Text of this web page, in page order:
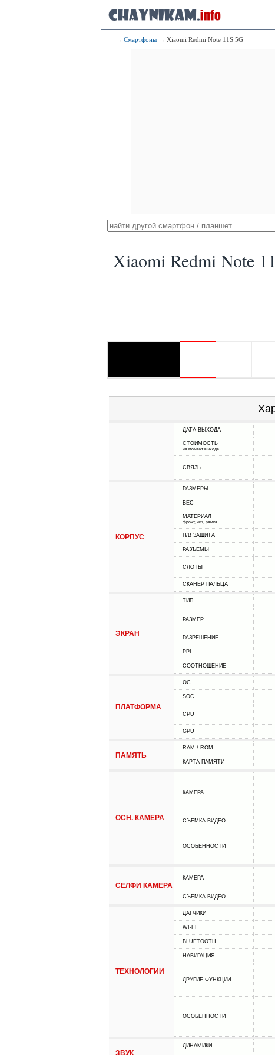
→ Смартфоны → Xiaomi Redmi Note 11S 5G
Xiaomi Redmi Note
ДАТА ВЫХОДА
СТОИМОСТЬ
на момент выхода
СВЯЗЬ
КОРПУС
РАЗМЕРЫ
ВЕС
МАТЕРИАЛ
фронт, низ, рамка
П/В ЗАЩИТА
РАЗЪЕМЫ
СЛОТЫ
СКАНЕР ПАЛЬЦА
ЭКРАН
ТИП
РАЗМЕР
РАЗРЕШЕНИЕ
PPI
СООТНОШЕНИЕ
ПЛАТФОРМА
ОС
SOC
CPU
GPU
ПАМЯТЬ
RAM / ROM
КАРТА ПАМЯТИ
ОСН. КАМЕРА
КАМЕРА
СЪЕМКА ВИДЕО
ОСОБЕННОСТИ
СЕЛФИ КАМЕРА
КАМЕРА
СЪЕМКА ВИДЕО
ТЕХНОЛОГИИ
ДАТЧИКИ
WI-FI
BLUETOOTH
НАВИГАЦИЯ
ДРУГИЕ ФУНКЦИИ
ОСОБЕННОСТИ
ЗВУК
ДИНАМИКИ